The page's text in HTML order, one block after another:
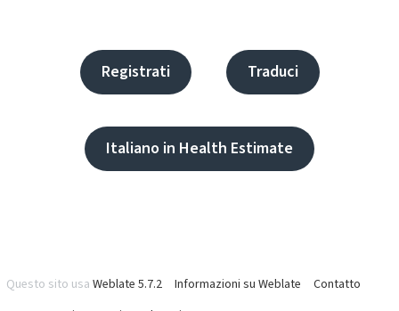
Registrati Traduci
Italiano in Health Estimate
Questo sito usa Weblate 5.7.2 Informazioni su Weblate
Contatto